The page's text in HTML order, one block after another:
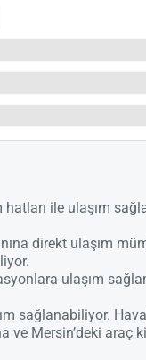
ile ulaşım
direkt ulaşım
ulaşım
sağlanabiliyor.
Mersin’deki araç